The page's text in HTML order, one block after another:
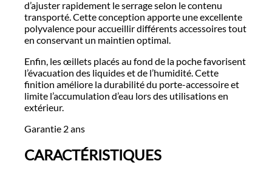
d’ajuster rapidement le serrage selon le contenu
transporté. Cette conception apporte une excellente
polyvalence pour accueillir différents accessoires tout
en conservant un maintien optimal.
Enfin, les œillets placés au fond de la poche favorisent
l’évacuation des liquides et de l’humidité. Cette
finition améliore la durabilité du porte-accessoire et
limite l’accumulation d’eau lors des utilisations en
extérieur.
Garantie 2 ans
CARACTÉRISTIQUES